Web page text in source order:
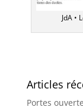
JdA •
Articles
Portes